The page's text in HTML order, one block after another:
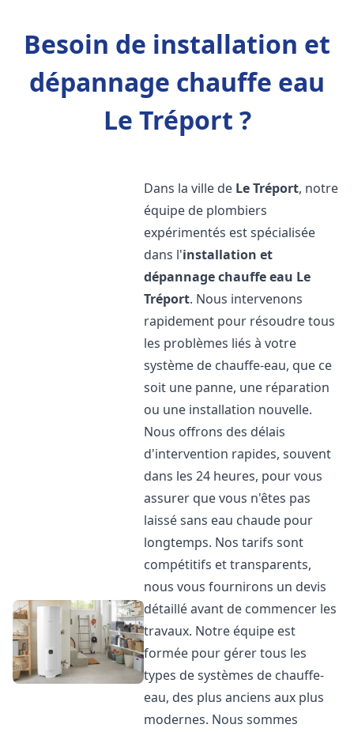
Besoin de installation et
dépannage chauffe eau
Le Tréport ?
Dans la ville de Le Tréport, notre
équipe de plombiers
expérimentés est spécialisée
dans l'installation et
dépannage chauffe eau Le
Tréport. Nous intervenons
rapidement pour résoudre tous
les problèmes liés à votre
système de chauffe-eau, que ce
soit une panne, une réparation
ou une installation nouvelle.
Nous offrons des délais
d'intervention rapides, souvent
dans les 24 heures, pour vous
assurer que vous n'êtes pas
laissé sans eau chaude pour
longtemps. Nos tarifs sont
compétitifs et transparents,
nous vous fournirons un devis
détaillé avant de commencer les
travaux. Notre équipe est
formée pour gérer tous les
types de systèmes de chauffe-
eau, des plus anciens aux plus
modernes. Nous sommes